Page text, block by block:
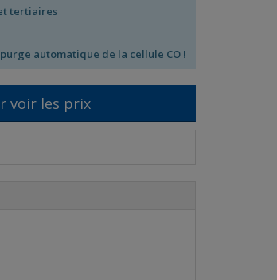
tertiaires
automatique de la cellule CO !
voir les prix